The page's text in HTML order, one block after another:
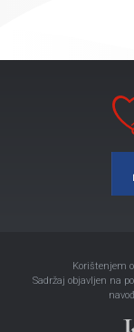
Korištenjem
Sadržaj objavljen na